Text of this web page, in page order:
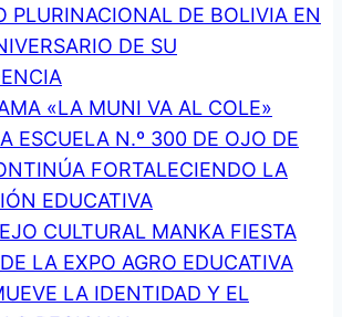
PLURINACIONAL DE BOLIVIA EN
DE SU
«LA MUNI VA AL COLE»
ESCUELA N.º 300 DE OJO DE
FORTALECIENDO LA
EDUCATIVA
CULTURAL MANKA FIESTA
LA EXPO AGRO EDUCATIVA
LA IDENTIDAD Y EL